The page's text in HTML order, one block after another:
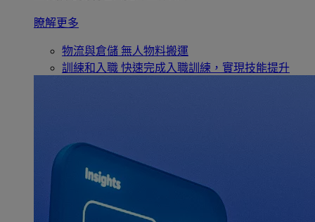
瞭解更多
物流與倉儲 無人物料搬運
訓練和入職 快速完成入職訓練，實現技能提升